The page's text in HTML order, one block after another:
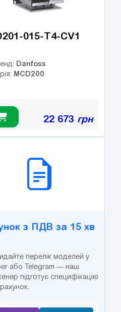
015-T4-CV1
Danfoss
MCD200
22 673 грн
з ПДВ за 15 хв
перелік моделей у
або Telegram — наш
підготує специфікацію